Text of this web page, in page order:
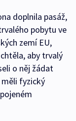
doplnila pasáž,
pobytu ve
zemí EU,
aby trvalý
o něj žádat
měli fyzický